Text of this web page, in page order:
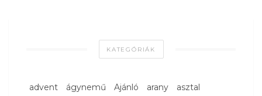
KATEGÓRIÁK
advent ágynemű Ajánló arany asztal